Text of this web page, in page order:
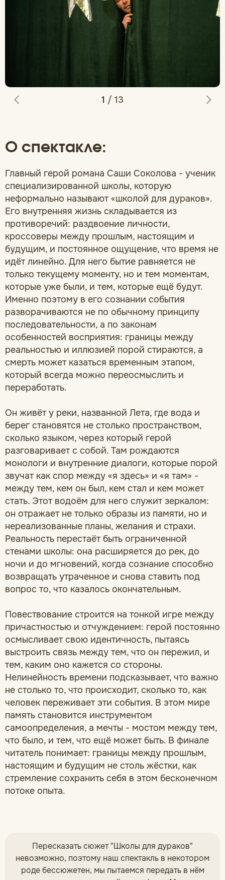
1 / 13
О спектакле:
Главный герой романа Саши Соколова - ученик
специализированной школы, которую
неформально называют «школой для дураков».
Его внутренняя жизнь складывается из
противоречий: раздвоение личности,
кроссоверы между прошлым, настоящим и
будущим, и постоянное ощущение, что время не
идёт линейно. Для него бытие равняется не
только текущему моменту, но и тем моментам,
которые уже были, и тем, которые ещё будут.
Именно поэтому в его сознании события
разворачиваются не по обычному принципу
последовательности, а по законам
особенностей восприятия: границы между
реальностью и иллюзией порой стираются, а
смерть может казаться временным этапом,
который всегда можно переосмыслить и
переработать.
Он живёт у реки, названной Лета, где вода и
берег становятся не столько пространством,
сколько языком, через который герой
разговаривает с собой. Там рождаются
монологи и внутренние диалоги, которые порой
звучат как спор между «я здесь» и «я там» -
между тем, кем он был, кем стал и кем может
стать. Этот водоём для него служит зеркалом:
он отражает не только образы из памяти, но и
нереализованные планы, желания и страхи.
Реальность перестаёт быть ограниченной
стенами школы: она расширяется до рек, до
ночи и до мгновений, когда сознание способно
возвращать утраченное и снова ставить под
вопрос то, что казалось окончательным.
Повествование строится на тонкой игре между
причастностью и отчуждением: герой постоянно
осмысливает свою идентичность, пытаясь
выстроить связь между тем, что он пережил, и
тем, каким оно кажется со стороны.
Нелинейность времени подсказывает, что важно
не столько то, что происходит, сколько то, как
человек переживает эти события. В этом мире
память становится инструментом
самоопределения, а мечты - мостом между тем,
что было, и тем, что ещё может быть. В финале
читатель понимает: границы между прошлым,
настоящим и будущим не столь жёстки, как
стремление сохранить себя в этом бесконечном
потоке опыта.
Пересказать сюжет "Школы для дураков"
невозможно, поэтому наш спектакль в некотором
роде бессюжетен, мы пытаемся передать в нём